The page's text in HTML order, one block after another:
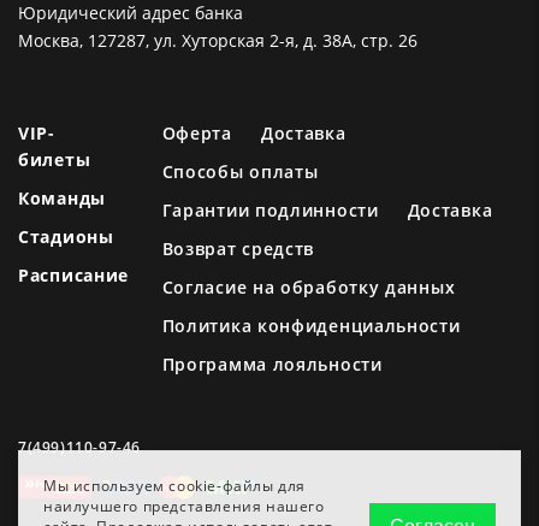
Мы используем cookie-файлы для
наилучшего представления нашего
Юридический адрес банка
Москва, 127287, ул. Хуторская 2-я, д. 38А, стр. 26
VIP-
билеты
Команды
Стадионы
Расписание
Оферта
Доставка
Способы оплаты
Гарантии подлинности
Доставка
Возврат средств
Согласие на обработку данных
Политика конфиденциальности
Программа лояльности
7(499)110-97-46